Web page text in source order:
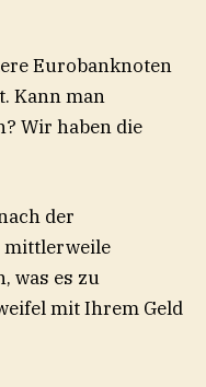
Eurobanknoten
Kann man
Wir haben die
der
mittlerweile
was es zu
mit Ihrem Geld